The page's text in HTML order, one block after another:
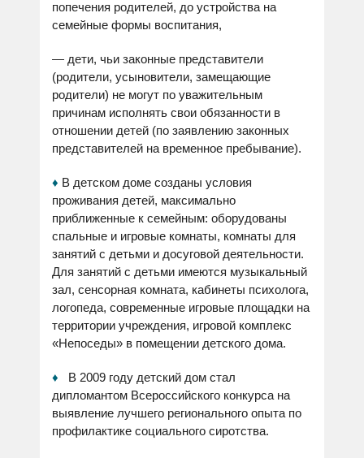
попечения родителей, до устройства на
семейные формы воспитания,
— дети, чьи законные представители
(родители, усыновители, замещающие
родители) не могут по уважительным
причинам исполнять свои обязанности в
отношении детей (по заявлению законных
представителей на временное пребывание).
♦ В детском доме созданы условия
проживания детей, максимально
приближенные к семейным: оборудованы
спальные и игровые комнаты, комнаты для
занятий с детьми и досуговой деятельности.
Для занятий с детьми имеются музыкальный
зал, сенсорная комната, кабинеты психолога,
логопеда, современные игровые площадки на
территории учреждения, игровой комплекс
«Непоседы» в помещении детского дома.
♦
В 2009 году детский дом стал
дипломантом Всероссийского конкурса на
выявление лучшего регионального опыта по
профилактике социального сиротства.